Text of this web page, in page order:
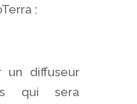
:
un diffuseur
qui sera